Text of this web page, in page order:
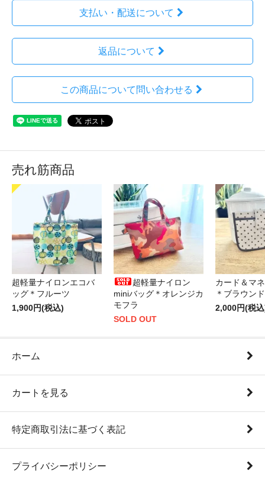
支払い・配送について
返品について
この商品について問い合わせる
売れ筋商品
超軽量ナイロンエコバ
ッグ＊フルーツ
1,900円(税込)
超軽量ナイロン
miniバッグ＊オレンジカ
モフラ
SOLD OUT
カード＆マ
＊ブラウン
2,000円(税
ホーム
カートを見る
特定商取引法に基づく表記
プライバシーポリシー